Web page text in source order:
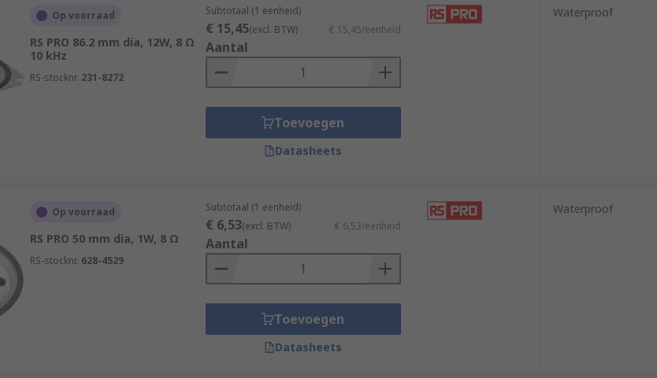
Op voorraad
RS PRO 86.2 mm dia, 12W, 8 Ω
10 kHz
RS-stocknr. 231-8272
Subtotaal (1 eenheid)
€ 15,45(excl. BTW) € 15,45/eenheid
Aantal
Toevoegen
Datasheets
Waterproof
Op voorraad
RS PRO 50 mm dia, 1W, 8 Ω
RS-stocknr. 628-4529
Subtotaal (1 eenheid)
€ 6,53(excl. BTW) € 6,53/eenheid
Aantal
Toevoegen
Datasheets
Waterproof